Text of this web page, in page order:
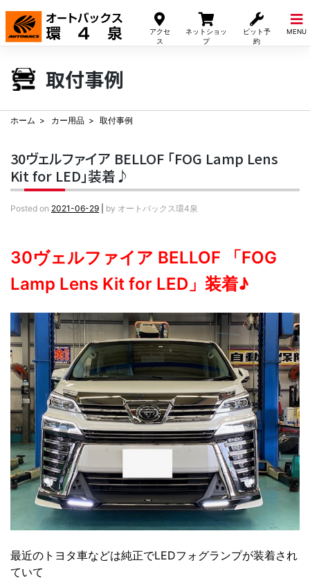
アクセ
ス
ネットショッ
プ
ピット予
約
MENU
Skip
content
取付事例
ホーム カー用品 取付事例
30ヴェルファイア BELLOF 「FOG Lamp Lens
Kit for LED」装着♪
Posted on 2021-06-29 by オートバックス環4泉
30ヴェルファイア BELLOF 「FOG
Lamp Lens Kit for LED」装着♪
最近のトヨタ車などは純正でLEDフォグランプが装着され
ていて